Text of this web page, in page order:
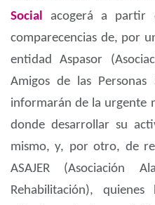
Socialacogerá a partir
comparecencias de, por
entidad Aspasor
Amigos de las Personas
informarán de la urgente
donde desarrollar su
mismo, y, por otro, de
ASAJER (Asociación
Rehabilitación),